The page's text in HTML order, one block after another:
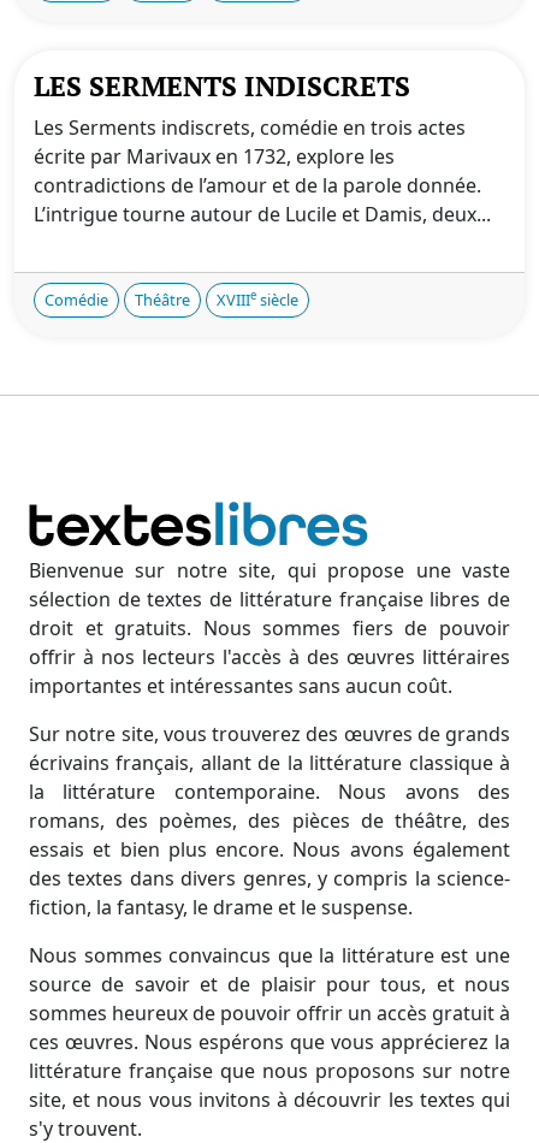
LES SERMENTS INDISCRETS
Les Serments indiscrets, comédie en trois actes
écrite par Marivaux en 1732, explore les
contradictions de l’amour et de la parole donnée.
L’intrigue tourne autour de Lucile et Damis, deux...
Comédie Théâtre XVIIIe siècle
Bienvenue sur notre site, qui propose une vaste
sélection de textes de littérature française libres de
droit et gratuits. Nous sommes fiers de pouvoir
offrir à nos lecteurs l'accès à des œuvres littéraires
importantes et intéressantes sans aucun coût.
Sur notre site, vous trouverez des œuvres de grands
écrivains français, allant de la littérature classique à
la littérature contemporaine. Nous avons des
romans, des poèmes, des pièces de théâtre, des
essais et bien plus encore. Nous avons également
des textes dans divers genres, y compris la science-
fiction, la fantasy, le drame et le suspense.
Nous sommes convaincus que la littérature est une
source de savoir et de plaisir pour tous, et nous
sommes heureux de pouvoir offrir un accès gratuit à
ces œuvres. Nous espérons que vous apprécierez la
littérature française que nous proposons sur notre
site, et nous vous invitons à découvrir les textes qui
s'y trouvent.